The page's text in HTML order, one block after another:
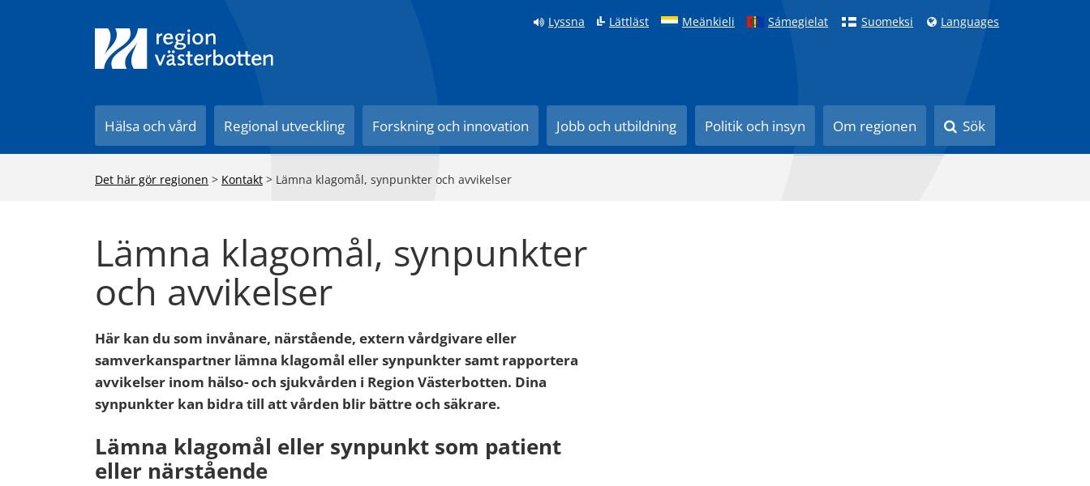
Lyssna Lättläst Meänkieli Sámegielat Suomeksi Languages
Hälsa och vård Regional utveckling Forskning och innovation Jobb och utbildning Politik och insyn Om regionen Sök
Det här gör regionen > Kontakt > Lämna klagomål, synpunkter och avvikelser
Lämna klagomål, synpunkter
och avvikelser
Här kan du som invånare, närstående, extern vårdgivare eller
samverkanspartner lämna klagomål eller synpunkter samt rapportera
avvikelser inom hälso- och sjukvården i Region Västerbotten. Dina
synpunkter kan bidra till att vården blir bättre och säkrare.
Lämna klagomål eller synpunkt som patient
eller närstående